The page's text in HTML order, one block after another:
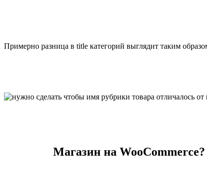
Примерно разница в title категорий выглядит таким
Магазин на